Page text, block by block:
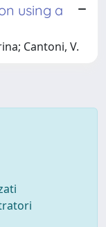
using a
Cantoni, V.